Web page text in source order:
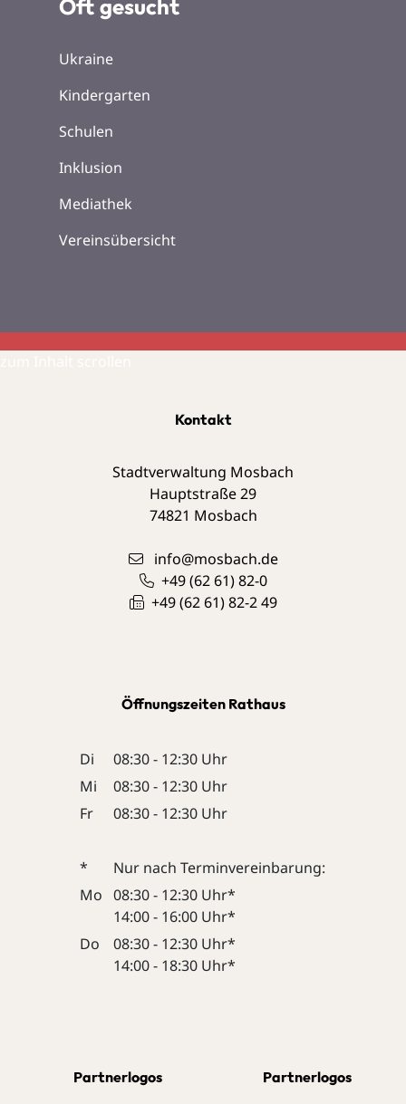
Oft gesucht
Ukraine
Kindergarten
Schulen
Inklusion
Mediathek
Vereinsübersicht
Kontakt
Stadtverwaltung Mosbach
Hauptstraße 29
74821 Mosbach
info@mosbach.de
+49 (62 61) 82-0
+49 (62 61) 82-2 49
Öffnungszeiten Rathaus
Di
08:30 - 12:30 Uhr
Mi
08:30 - 12:30 Uhr
Fr
08:30 - 12:30 Uhr
*
Nur nach Terminvereinbarung:
Mo 08:30 - 12:30 Uhr*
14:00 - 16:00 Uhr*
Do
08:30 - 12:30 Uhr*
14:00 - 18:30 Uhr*
Partnerlogos Partnerlogos